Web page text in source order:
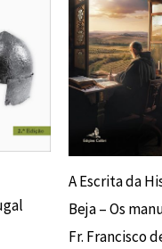
A Escrita da
Beja – Os
Fr. Francisco